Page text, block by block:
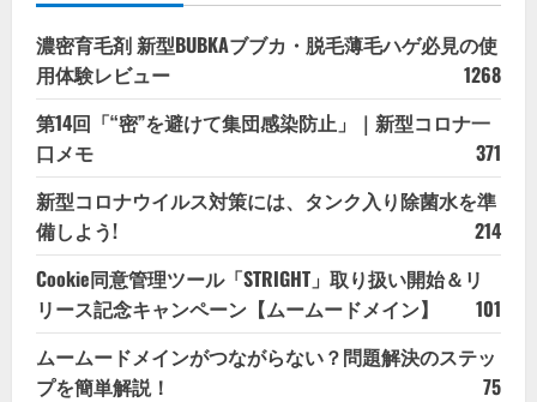
濃密育毛剤 新型BUBKAブブカ・脱毛薄毛ハゲ必見の使
用体験レビュー
1268
第14回「“密”を避けて集団感染防止」｜新型コロナ一
口メモ
371
新型コロナウイルス対策には、タンク入り除菌水を準
備しよう!
214
Cookie同意管理ツール「STRIGHT」取り扱い開始＆リ
リース記念キャンペーン【ムームードメイン】
101
ムームードメインがつながらない？問題解決のステッ
プを簡単解説！
75